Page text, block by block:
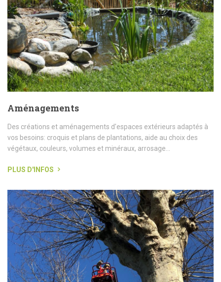
Aménagements
Des créations et aménagements d'espaces extérieurs adaptés à
vos besoins: croquis et plans de plantations, aide au choix des
végétaux, couleurs, volumes et minéraux, arrosage...
PLUS D'INFOS